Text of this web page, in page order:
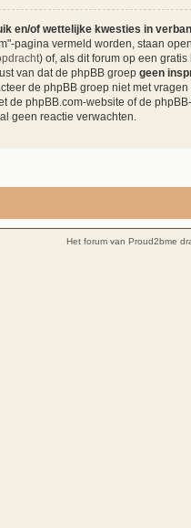
en/of wettelijke kwesties in
pagina vermeld worden, staan
) of, als dit forum op een
van dat de phpBB groep geen
de phpBB groep niet met
de phpBB.com-website of de
geen reactie verwachten.
Het forum van Proud2bme